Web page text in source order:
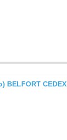
BELFORT CEDEX